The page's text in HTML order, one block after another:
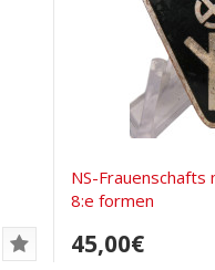
NS-Frauenschafts
8:e formen
45,00€